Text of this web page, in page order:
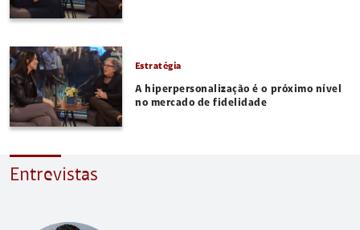
Estratégia
A hiperpersonalização é o próximo nível
no mercado de fidelidade
Entrevistas